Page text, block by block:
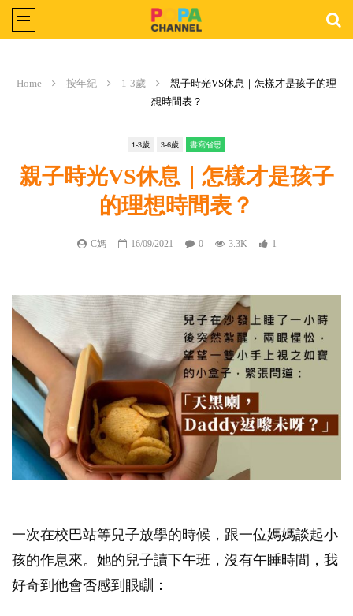
Home 按年紀 1-3歲
親子時光VS休息｜怎樣才是孩子的理
想時間表？
1-3歲 3-6歲 書寫省思
親子時光VS休息｜怎樣才是孩子
的理想時間表？
C媽 16/09/2021 0 3.3K 1
一次在校巴站等兒子放學的時候，跟一位媽媽談起小
孩的作息來。她的兒子讀下午班，沒有午睡時間，我
好奇到他會否感到眼瞓：